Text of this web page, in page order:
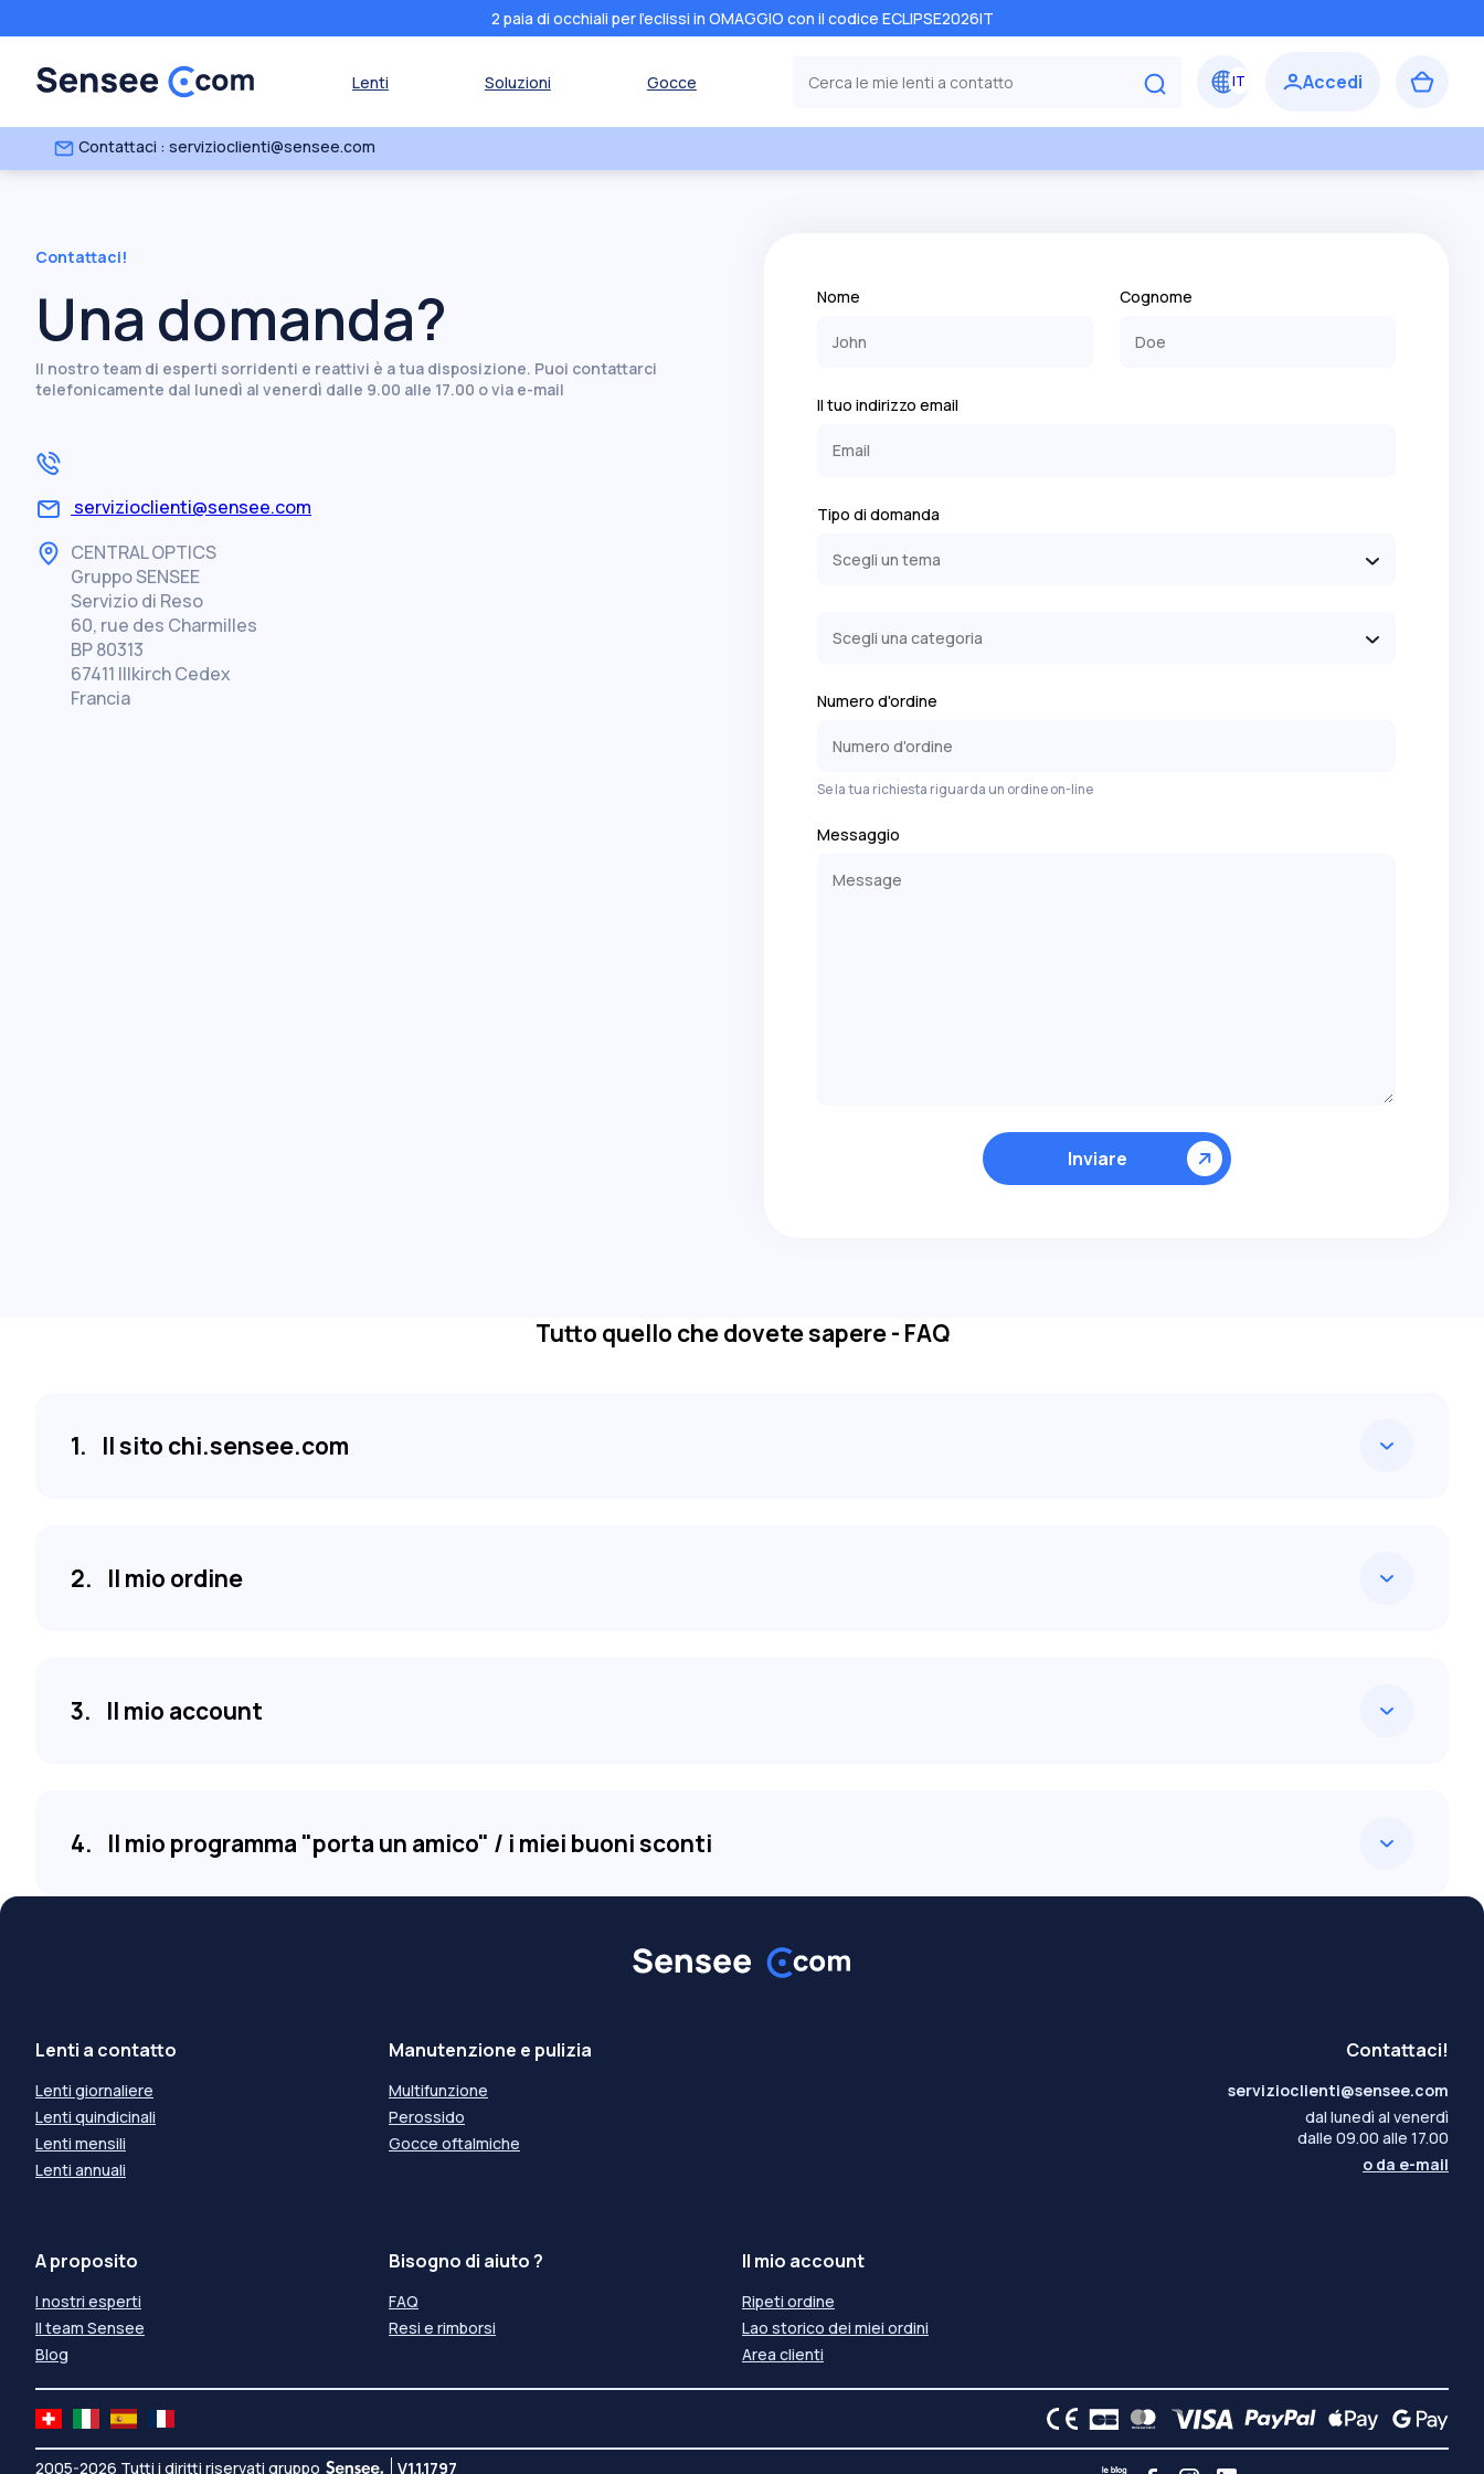
2 paia di occhiali per l'eclissi in OMAGGIO con il codice ECLIPSE2026IT
Lenti Soluzioni Gocce
Contattaci : servizioclienti@sensee.com
Contattaci!
Una domanda?
Il nostro team di esperti sorridenti e reattivi è a tua disposizione. Puoi contattarci
telefonicamente dal lunedì al venerdì dalle 9.00 alle 17.00 o via e-mail
servizioclienti@sensee.com
CENTRAL OPTICS
Gruppo SENSEE
Servizio di Reso
60, rue des Charmilles
BP 80313
67411 Illkirch Cedex
Francia
Nome Cognome
Il tuo indirizzo email
Tipo di domanda
Richiesta informazioni
Numero d'ordine
Se la tua richiesta riguarda un ordine on-line
Messaggio
Inviare
Tutto quello che dovete sapere - FAQ
Il sito chi.sensee.com
Il mio ordine
Il mio account
Il mio programma "porta un amico" / i miei buoni sconti
Lenti a contatto
Lenti giornaliere
Lenti quindicinali
Lenti mensili
Lenti annuali
Manutenzione e pulizia
Multifunzione
Perossido
Gocce oftalmiche
Contattaci!
servizioclienti@sensee.com
dal lunedì al venerdì
dalle 09.00 alle 17.00
o da e-mail
A proposito
I nostri esperti
Il team Sensee
Blog
Bisogno di aiuto ?
FAQ
Resi e rimborsi
Il mio account
Ripeti ordine
Lao storico dei miei ordini
Area clienti
2005-2026 Tutti i diritti riservati gruppo V1.1.1797